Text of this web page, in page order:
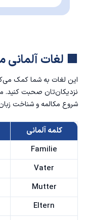
🟩 لغات آلمانی
این لغات به شما کمک
نزدیکان‌تان صحبت کنید.
شروع مکالمه و شناخت
کلمه آلمانی
Familie
Vater
Mutter
Eltern